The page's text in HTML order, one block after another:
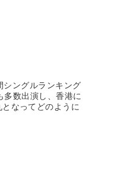
ングルランキング
数出演し、香港に
なってどのように